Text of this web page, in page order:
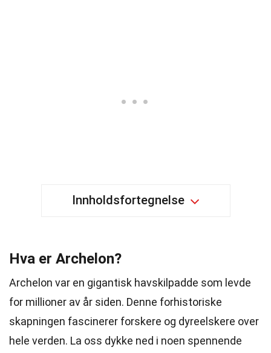
Innholdsfortegnelse
Hva er Archelon?
Archelon var en gigantisk havskilpadde som levde
for millioner av år siden. Denne forhistoriske
skapningen fascinerer forskere og dyreelskere over
hele verden. La oss dykke ned i noen spennende